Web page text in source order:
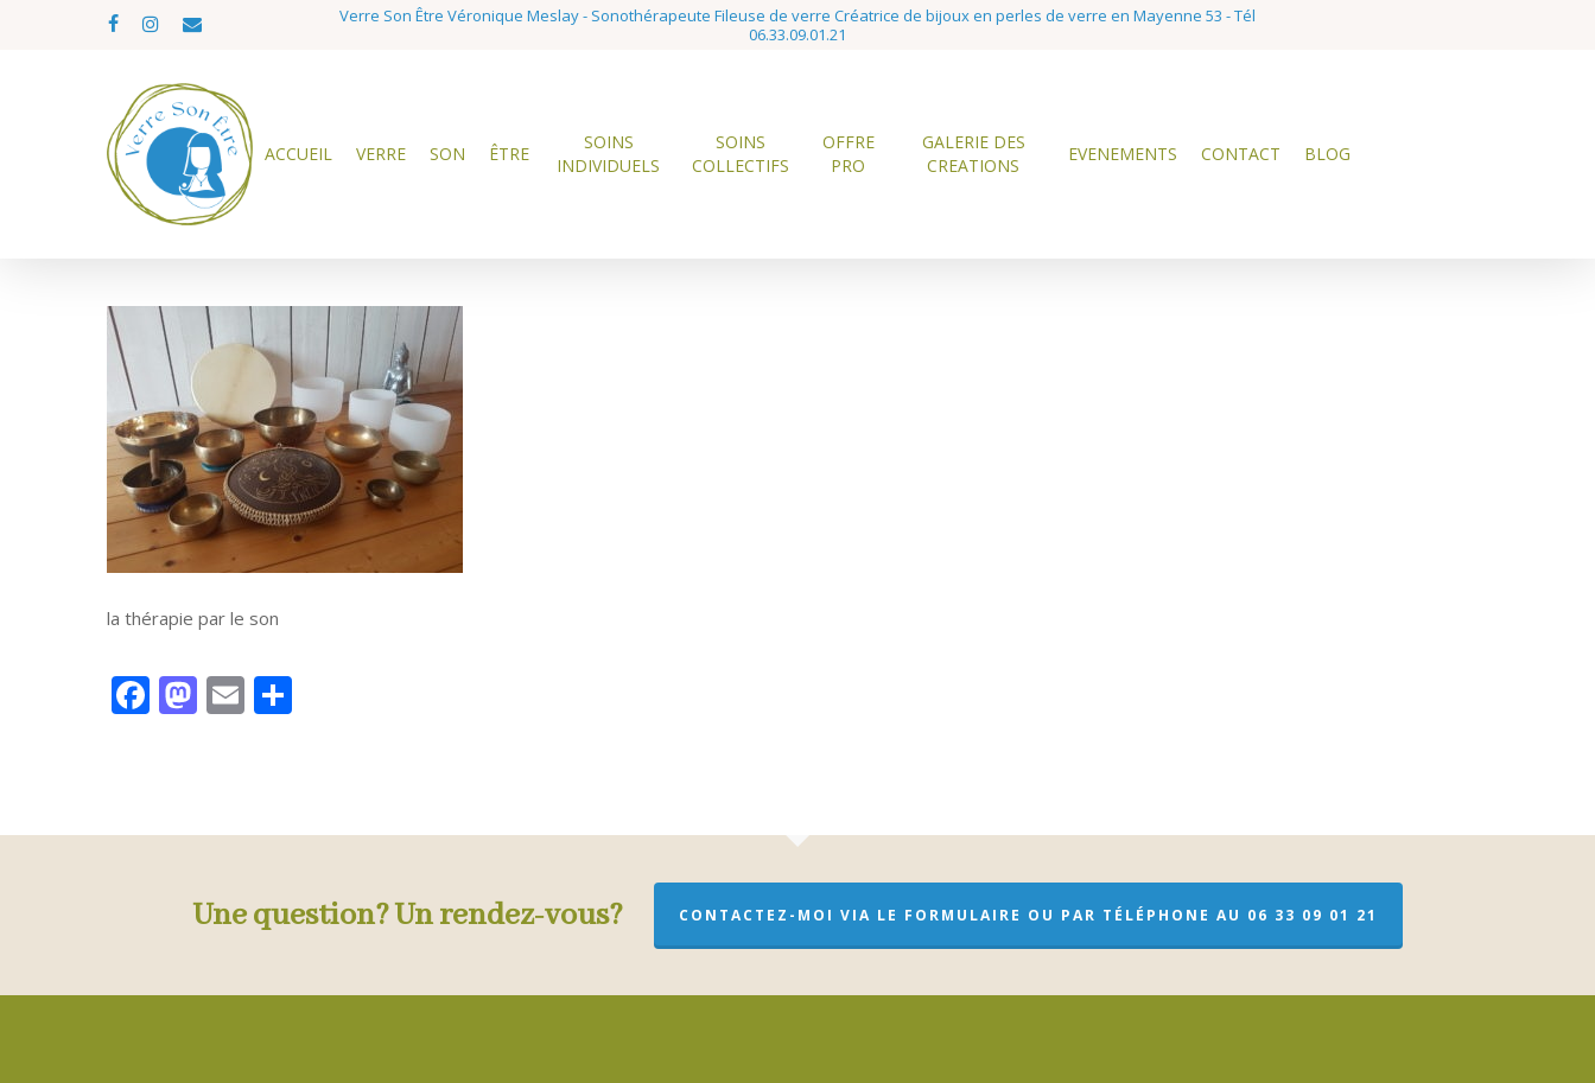
facebookinstagram
email
Verre Son Être Véronique Meslay - Sonothérapeute Fileuse de verre Créatrice de bijoux en perles de verre en Mayenne 53 - Tél
06.33.09.01.21
ACCUEIL VERRE SON ÊTRE
SOINS
INDIVIDUELS
SOINS
COLLECTIFS
OFFRE
PRO
GALERIE DES
CREATIONS
EVENEMENTS CONTACT BLOG
la thérapie par le son
Facebook
Mastodon
Email
Une question? Un rendez-vous? CONTACTEZ-MOI VIA LE FORMULAIRE OU PAR TÉLÉPHONE AU 06 33 09 01 21